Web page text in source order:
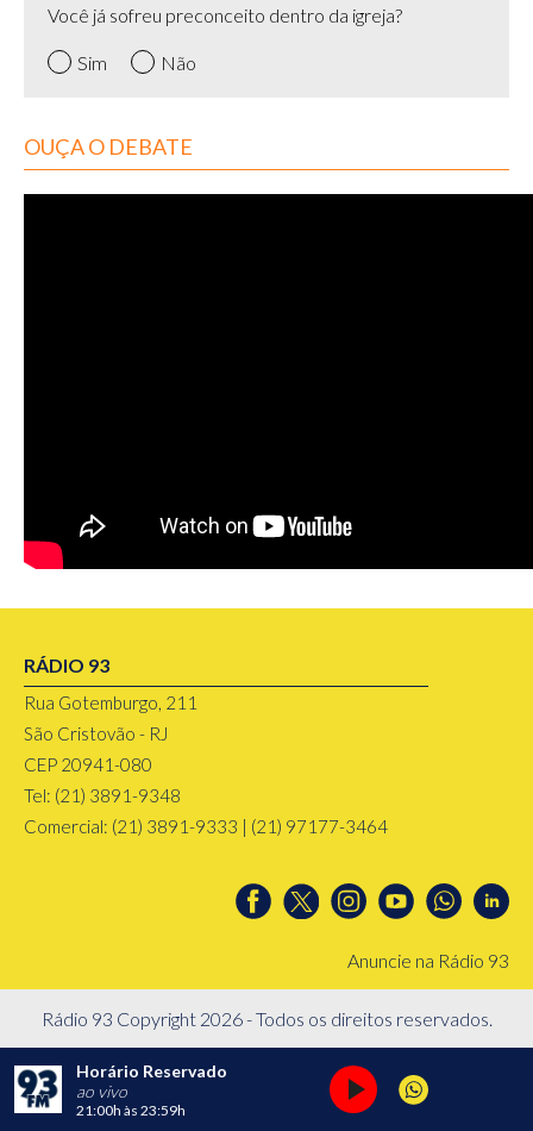
Você já sofreu preconceito dentro da igreja?
Sim Não
OUÇA O DEBATE
RÁDIO 93
Rua Gotemburgo, 211
São Cristovão - RJ
CEP 20941-080
Tel: (21) 3891-9348
Comercial: (21) 3891-9333 | (21) 97177-3464
Anuncie na Rádio 93
Rádio 93 Copyright 2026 - Todos os direitos reservados.
Horário Reservado
ao vivo
21:00h às 23:59h